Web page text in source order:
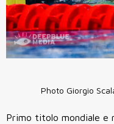
Photo Giorgio
Primo titolo mondiale e